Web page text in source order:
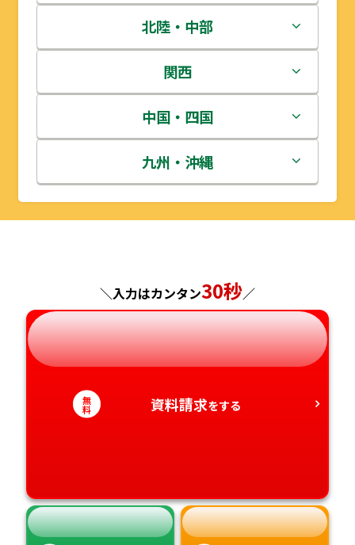
青森県
岩手県
宮城県
秋田県
山形県
茨城県
栃木県
群馬県
埼玉県
千葉県
神奈川県
北陸・中部
新潟県
富山県
石川県
福井県
長野県
岐阜県
関西
三重県
滋賀県
京都府
兵庫県
奈良県
中国・四国
鳥取県
島根県
広島県
山口県
高知県
九州・沖縄
福岡県
長崎県
熊本県
沖縄県
＼入力はカンタン30秒／
無
料 資料請求をする